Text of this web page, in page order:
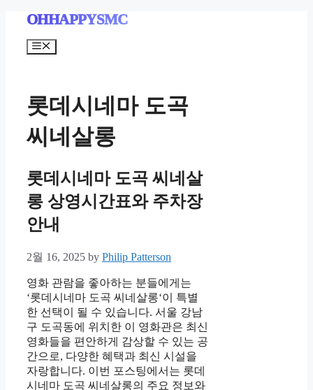
content
OHHAPPYSMC
Menu
롯데시네마 도곡
씨네살롱
롯데시네마 도곡 씨네살
롱 상영시간표와 주차장
안내
2월 16, 2025 by Philip Patterson
영화 관람을 좋아하는 분들에게는
‘롯데시네마 도곡 씨네살롱‘이 특별
한 선택이 될 수 있습니다. 서울 강남
구 도곡동에 위치한 이 영화관은 최신
영화들을 편안하게 감상할 수 있는 공
간으로, 다양한 혜택과 최신 시설을
자랑합니다. 이번 포스팅에서는 롯데
시네마 도곡 씨네살롱의 주요 정보와